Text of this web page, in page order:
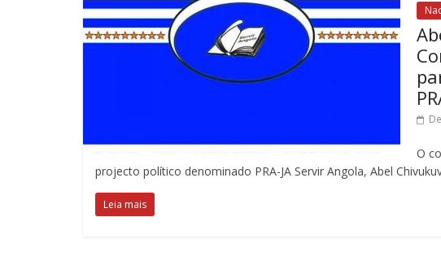
O
projecto político denominado PRA-JA Servir Angola, Abel
Leia mais